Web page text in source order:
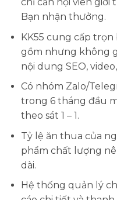
Bạn nhận thưởng.
KK55 cung cấp
gồm nhưng không
nội dung SEO,
Có nhóm Zalo/
trong 6 tháng đầu
theo sát 1 – 1.
Tỷ lệ ăn thua của
phẩm chất lượng
dài.
Hệ thống quản lý